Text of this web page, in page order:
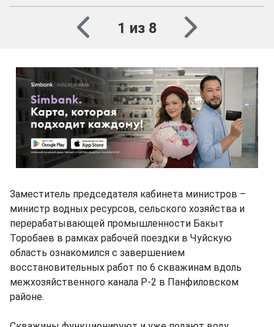
1 из 8
Заместитель председателя кабинета министров –
министр водных ресурсов, сельского хозяйства и
перерабатывающей промышленности Бакыт
Торобаев в рамках рабочей поездки в Чуйскую
область ознакомился с завершением
восстановительных работ по 6 скважинам вдоль
межхозяйственного канала Р-2 в Панфиловском
районе.